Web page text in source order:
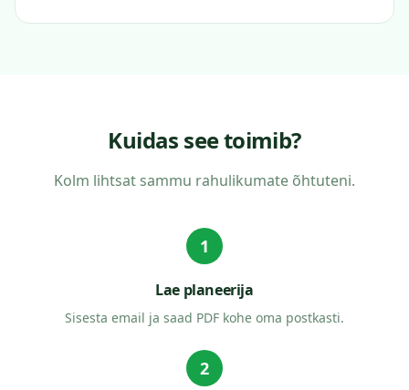
Kuidas see toimib?
Kolm lihtsat sammu rahulikumate õhtuteni.
1
Lae planeerija
Sisesta email ja saad PDF kohe oma postkasti.
2